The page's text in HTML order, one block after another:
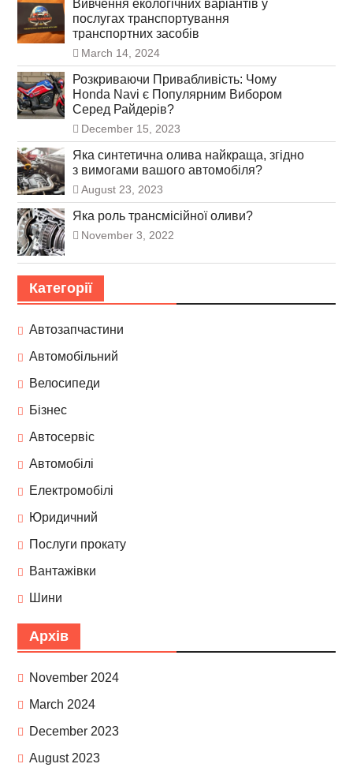
Вивчення екологічних варіантів у
послугах транспортування
транспортних засобів
March 14, 2024
Розкриваючи Привабливість: Чому
Honda Navi є Популярним Вибором
Серед Райдерів?
December 15, 2023
Яка синтетична олива найкраща, згідно
з вимогами вашого автомобіля?
August 23, 2023
Яка роль трансмісійної оливи?
November 3, 2022
Категорії
Автозапчастини
Автомобільний
Велосипеди
Бізнес
Автосервіс
Автомобілі
Електромобілі
Юридичний
Послуги прокату
Вантажівки
Шини
Архів
November 2024
March 2024
December 2023
August 2023